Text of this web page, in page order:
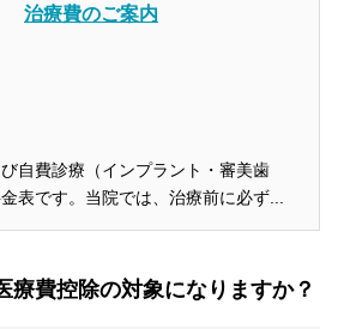
治療費のご案内
自費診療（インプラント・審美歯
表です。当院では、治療前に必ず...
療費控除の対象になりますか？